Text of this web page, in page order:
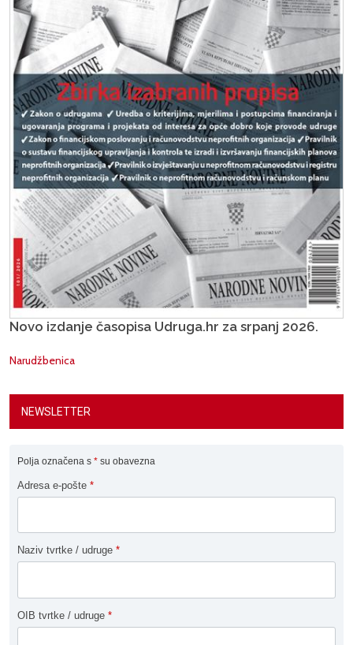
Novo izdanje časopisa Udruga.hr za srpanj 2026.
Narudžbenica
NEWSLETTER
Polja označena s * su obavezna
Adresa e-pošte *
Naziv tvrtke / udruge *
OIB tvrtke / udruge *